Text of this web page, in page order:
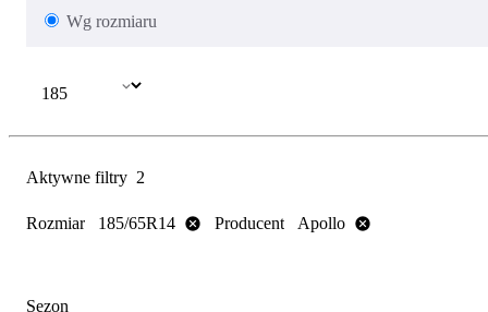
Wg rozmiaru
Aktywne filtry 2
Rozmiar 185/65R14 Producent Apollo
Sezon